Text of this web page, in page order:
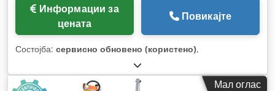
цената
Повикајте
Состојба: сервисно обновено (користено),
Мал оглас